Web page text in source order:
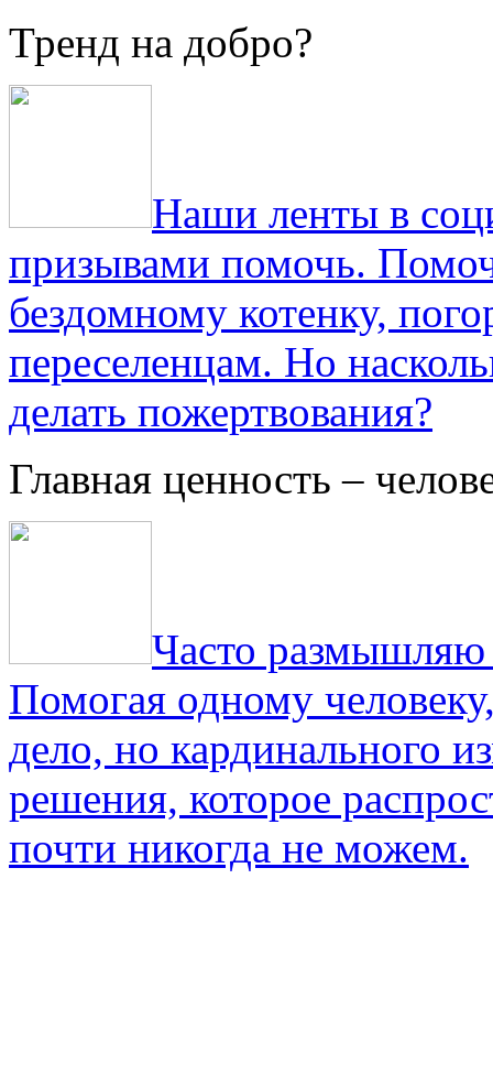
Тренд на добро?
Наши ленты в
призывами помочь.
бездомному котенку,
переселенцам. Но
делать пожертвования?
Главная ценность –
Часто размышляю
Помогая одному
дело, но кардинального
решения, которое
почти никогда не можем.